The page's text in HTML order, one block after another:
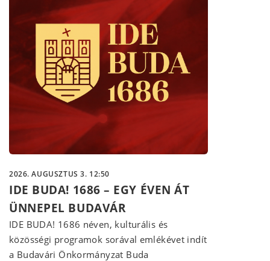
2026. AUGUSZTUS 3. 12:50
IDE BUDA! 1686 – EGY ÉVEN ÁT
ÜNNEPEL BUDAVÁR
IDE BUDA! 1686 néven, kulturális és
közösségi programok sorával emlékévet indít
a Budavári Önkormányzat Buda